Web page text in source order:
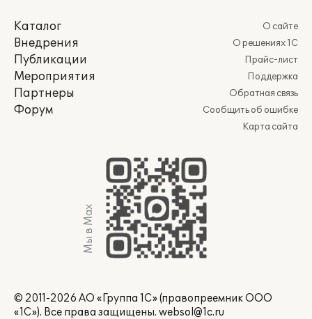
Каталог
Внедрения
Публикации
Мероприятия
Партнеры
Форум
О сайте
О решениях 1С
Прайс-лист
Поддержка
Обратная связь
Сообщить об ошибке
Карта сайта
Мы в Max
© 2011-2026 АО «Группа 1С» (правопреемник ООО
«1С»). Все права защищены. websol@1c.ru